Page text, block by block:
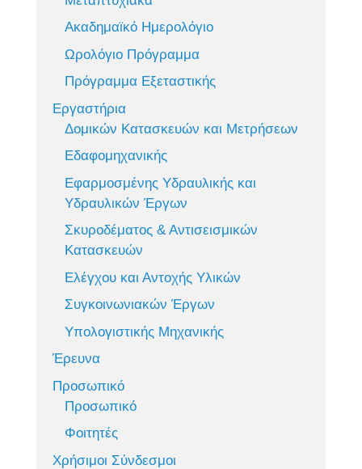
Ακαδημαϊκό Ημερολόγιο
Ωρολόγιο Πρόγραμμα
Πρόγραμμα Εξεταστικής
Εργαστήρια
Δομικών Κατασκευών και Μετρήσεων
Εδαφομηχανικής
Εφαρμοσμένης Υδραυλικής και
Υδραυλικών Έργων
Σκυροδέματος & Αντισεισμικών
Κατασκευών
Ελέγχου και Αντοχής Υλικών
Συγκοινωνιακών Έργων
Υπολογιστικής Μηχανικής
Έρευνα
Προσωπικό
Προσωπικό
Φοιτητές
Χρήσιμοι Σύνδεσμοι